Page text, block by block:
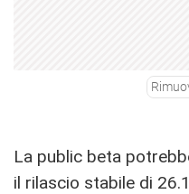
La public beta
il rilascio stabile di